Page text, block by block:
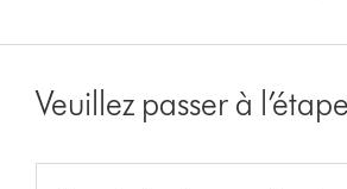
Veuillez passer à